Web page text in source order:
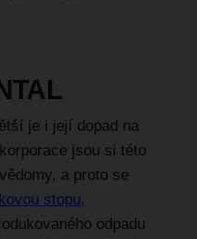
je i její dopad na
jsou si této
a proto se
stopu,
odpadu